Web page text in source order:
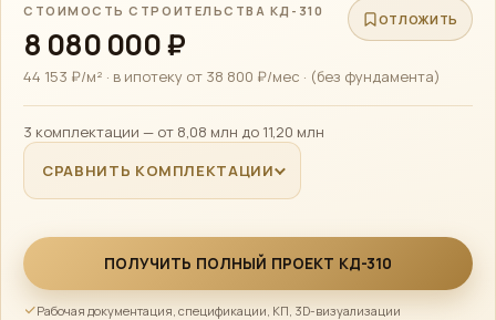
ОТЛОЖИТЬ
СТОИМОСТЬ СТРОИТЕЛЬСТВА КД-310
8 080 000 ₽
44 153 ₽/м² · в ипотеку от 38 800 ₽/мес · (без фундамента)
3 комплектации — от 8,08 млн до 11,20 млн
СРАВНИТЬ КОМПЛЕКТАЦИИ
ПОЛУЧИТЬ ПОЛНЫЙ ПРОЕКТ КД-310
Рабочая документация, спецификации, КП, 3D-визуализации